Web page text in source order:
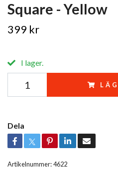
Square - Yellow
399 kr
I lager.
Dela
Artikelnummer:4622